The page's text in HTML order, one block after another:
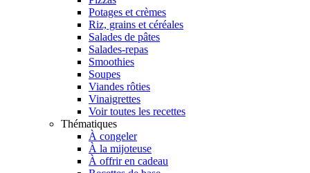
Potages et crèmes
Riz, grains et céréales
Salades de pâtes
Salades-repas
Smoothies
Soupes
Viandes rôties
Vinaigrettes
Voir toutes les recettes
Thématiques
À congeler
À la mijoteuse
À offrir en cadeau